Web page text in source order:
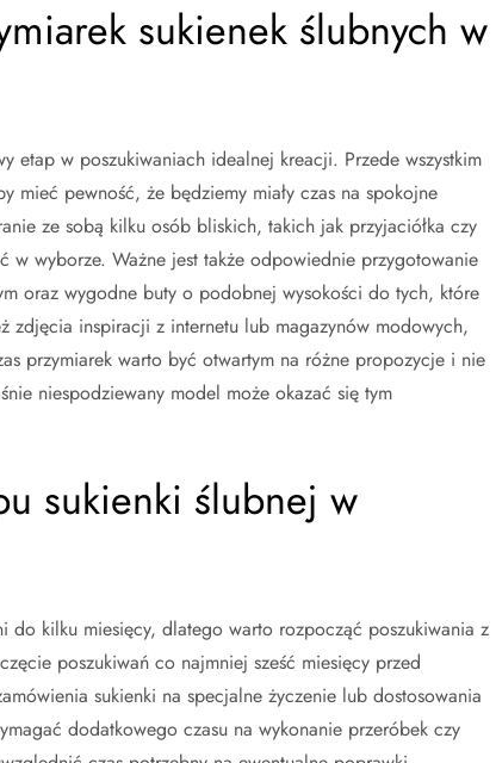
sukienek ślubnych w
etap w poszukiwaniach idealnej kreacji. Przede wszystkim
mieć pewność, że będziemy miały czas na spokojne
ze sobą kilku osób bliskich, takich jak przyjaciółka czy
wyborze. Ważne jest także odpowiednie przygotowanie
oraz wygodne buty o podobnej wysokości do tych, które
zdjęcia inspiracji z internetu lub magazynów modowych,
przymiarek warto być otwartym na różne propozycje i nie
niespodziewany model może okazać się tym
sukienki ślubnej w
do kilku miesięcy, dlatego warto rozpocząć poszukiwania z
poszukiwań co najmniej sześć miesięcy przed
sukienki na specjalne życzenie lub dostosowania
dodatkowego czasu na wykonanie przeróbek czy